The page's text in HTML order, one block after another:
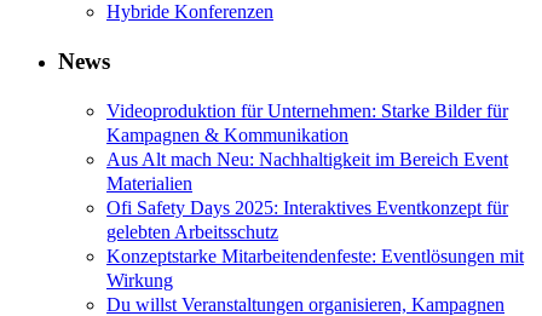
Hybride Konferenzen
News
Videoproduktion für Unternehmen: Starke Bilder für
Kampagnen & Kommunikation
Aus Alt mach Neu: Nachhaltigkeit im Bereich Event
Materialien
Ofi Safety Days 2025: Interaktives Eventkonzept für
gelebten Arbeitsschutz
Konzeptstarke Mitarbeitendenfeste: Eventlösungen mit
Wirkung
Du willst Veranstaltungen organisieren, Kampagnen